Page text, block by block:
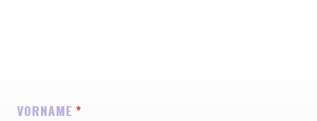
VORNAME *